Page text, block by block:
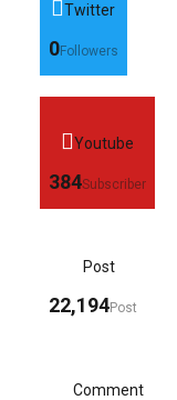
Twitter
0Followers
Youtube
384Subscriber
Post
22,194Post
Comment